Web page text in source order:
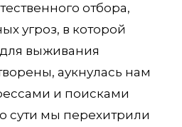
отбора,
угроз, в которой
выживания
аукнулась нам
и поисками
сути мы перехитрили